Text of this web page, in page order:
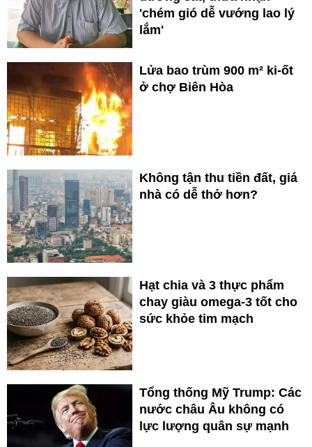
'chém gió dễ vướng lao lý
lắm'
Lửa bao trùm 900 m² ki-ốt
ở chợ Biên Hòa
Không tận thu tiền đất, giá
nhà có dễ thở hơn?
Hạt chia và 3 thực phẩm
chay giàu omega-3 tốt cho
sức khỏe tim mạch
Tổng thống Mỹ Trump: Các
nước châu Âu không có
lực lượng quân sự mạnh